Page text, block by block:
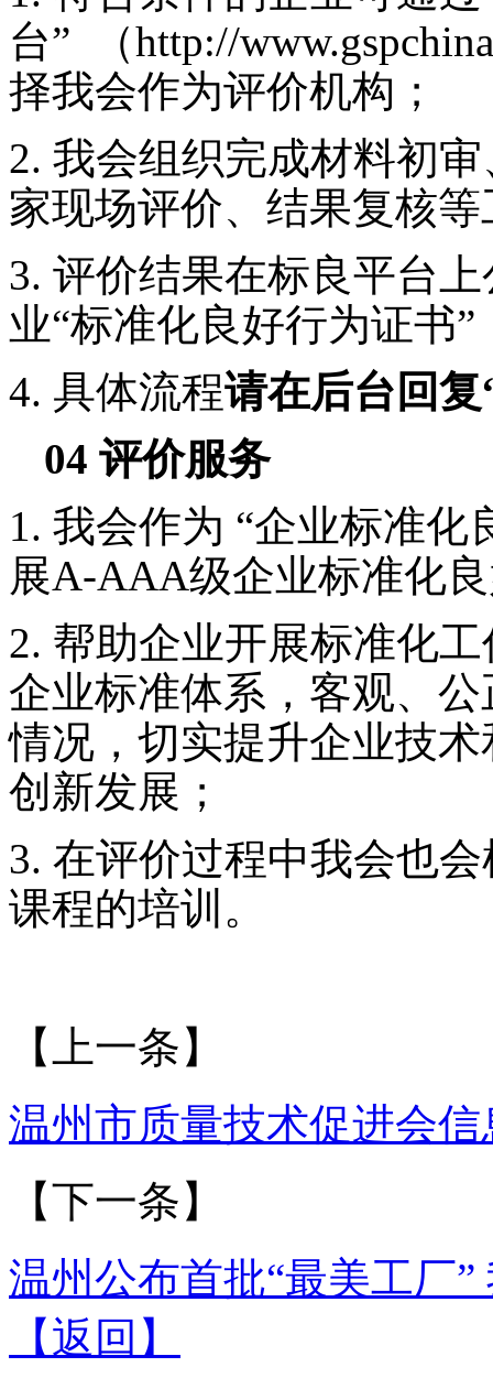
台” （http://
择我会作为评价机构；
2. 我会组织完成材料初
家现场评价、结果复核等
3. 评价结果在标良平台
业“标准化良好行为证书”
4. 具体流程请在后台回
04 评价服务
1. 我会作为 “企业标准化
展A-AAA级企业标准化
2. 帮助企业开展标准化
企业标准体系，客观、
情况，切实提升企业技
创新发展；
3. 在评价过程中我会也
课程的培训。
【上一条】
温州市质量技术促进会信
【下一条】
温州公布首批“最美工厂
【返回】